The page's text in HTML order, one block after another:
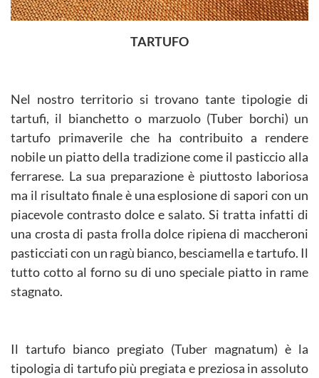
TARTUFO
Nel nostro territorio si trovano tante tipologie di
tartufi, il bianchetto o marzuolo (Tuber borchi) un
tartufo primaverile che ha contribuito a rendere
nobile un piatto della tradizione come il pasticcio alla
ferrarese. La sua preparazione è piuttosto laboriosa
ma il risultato finale è una esplosione di sapori con un
piacevole contrasto dolce e salato. Si tratta infatti di
una crosta di pasta frolla dolce ripiena di maccheroni
pasticciati con un ragù bianco, besciamella e tartufo. Il
tutto cotto al forno su di uno speciale piatto in rame
stagnato.
Il tartufo bianco pregiato (Tuber magnatum) è la
tipologia di tartufo più pregiata e preziosa in assoluto